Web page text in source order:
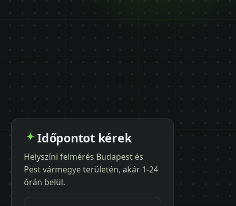
Időpontot kérek
Helyszíni felmérés Budapest és
Pest vármegye területén, akár 1-24
órán belül.